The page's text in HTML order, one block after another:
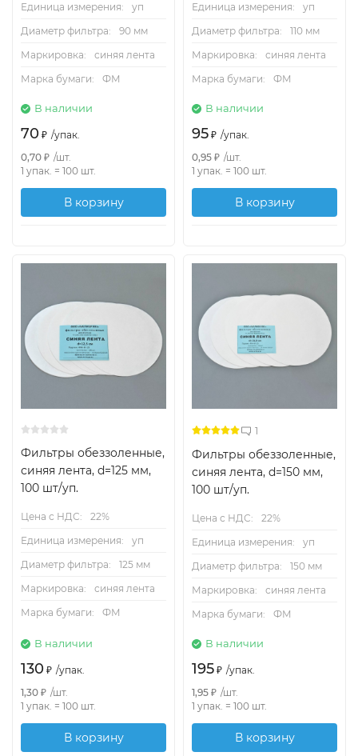
Единица измерения:
уп
Диаметр фильтра:
90 мм
Маркировка:
синяя лента
Марка бумаги:
ФМ
В наличии
70 ₽ /упак.
0,70 ₽ /шт.
1 упак. = 100 шт.
В корзину
Единица измерения:
уп
Диаметр фильтра:
110 мм
Маркировка:
синяя лента
Марка бумаги:
ФМ
В наличии
95 ₽ /упак.
0,95 ₽ /шт.
1 упак. = 100 шт.
В корзину
Фильтры обеззоленные,
синяя лента, d=125 мм,
100 шт/уп.
Цена с НДС:
22%
Единица измерения:
уп
Диаметр фильтра:
125 мм
Маркировка:
синяя лента
Марка бумаги:
ФМ
В наличии
130 ₽ /упак.
1,30 ₽ /шт.
1 упак. = 100 шт.
В корзину
1
Фильтры обеззоленные,
синяя лента, d=150 мм,
100 шт/уп.
Цена с НДС:
22%
Единица измерения:
уп
Диаметр фильтра:
150 мм
Маркировка:
синяя лента
Марка бумаги:
ФМ
В наличии
195 ₽ /упак.
1,95 ₽ /шт.
1 упак. = 100 шт.
В корзину